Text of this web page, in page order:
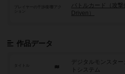
プレイヤーの干渉/影響アク
バトルカード（攻
Driven）
作品データ
タイトル
デジタルモンスタ
トシステム